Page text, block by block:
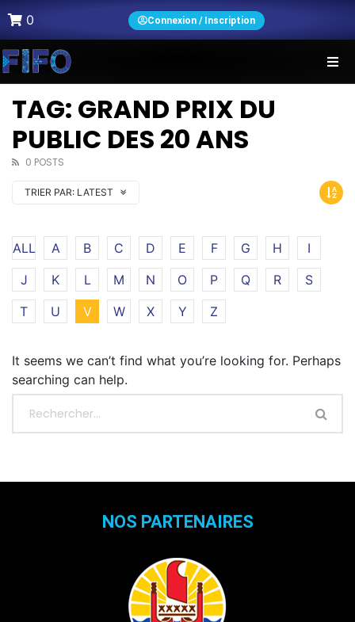
0 Connexion / Inscription
TAG: GRAND PRIX DU
PUBLIC DES 20 ANS
0 POSTS
TRIER PAR: LATEST
ALL A B C D E F G H
I
J
K L M N O P Q R
S
T
U V W X Y Z
It seems we can’t find what you’re looking for. Perhaps
searching can help.
NOS PARTENAIRES